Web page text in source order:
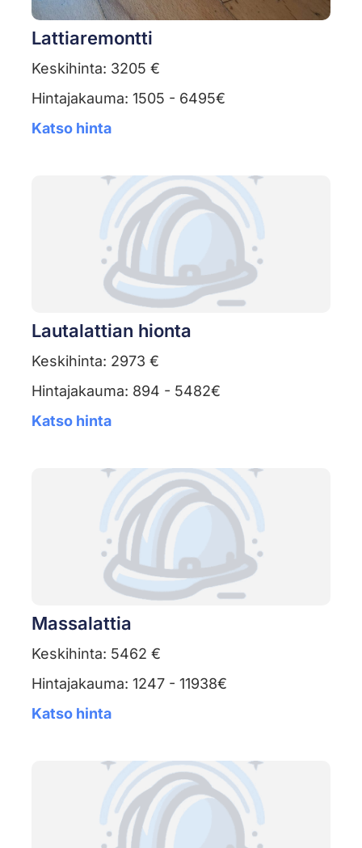
Lattiaremontti
Keskihinta: 3205 €
Hintajakauma: 1505 - 6495€
Katso hinta
Lautalattian hionta
Keskihinta: 2973 €
Hintajakauma: 894 - 5482€
Katso hinta
Massalattia
Keskihinta: 5462 €
Hintajakauma: 1247 - 11938€
Katso hinta